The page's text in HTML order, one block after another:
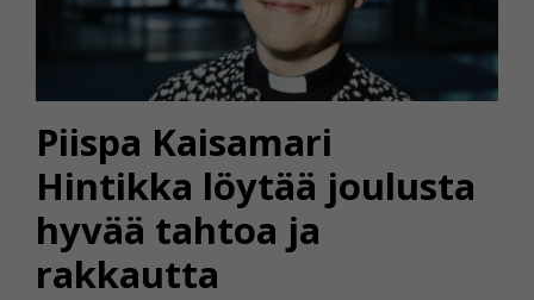
Piispa Kaisamari
Hintikka löytää joulusta
hyvää tahtoa ja
rakkautta